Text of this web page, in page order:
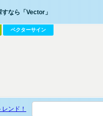
なら「Vector」
ベクターサイン
ンド！